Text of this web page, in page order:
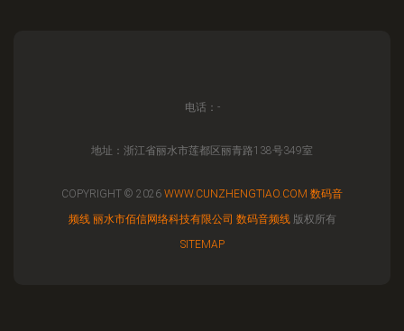
电话：-
地址：浙江省丽水市莲都区丽青路138号349室
COPYRIGHT © 2026 WWW.CUNZHENGTIAO.COM 数码音
频线 丽水市佰信网络科技有限公司 数码音频线版权所有
SITEMAP